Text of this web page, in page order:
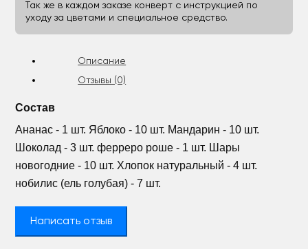
Так же в каждом заказе конверт с инструкцией по
уходу за цветами и специальное средство.
Описание
Отзывы (0)
Состав
Ананас - 1 шт. Яблоко - 10 шт. Мандарин - 10 шт.
Шоколад - 3 шт. ферреро роше - 1 шт. Шары
новогодние - 10 шт. Хлопок натуральный - 4 шт.
нобилис (ель голубая) - 7 шт.
Написать отзыв